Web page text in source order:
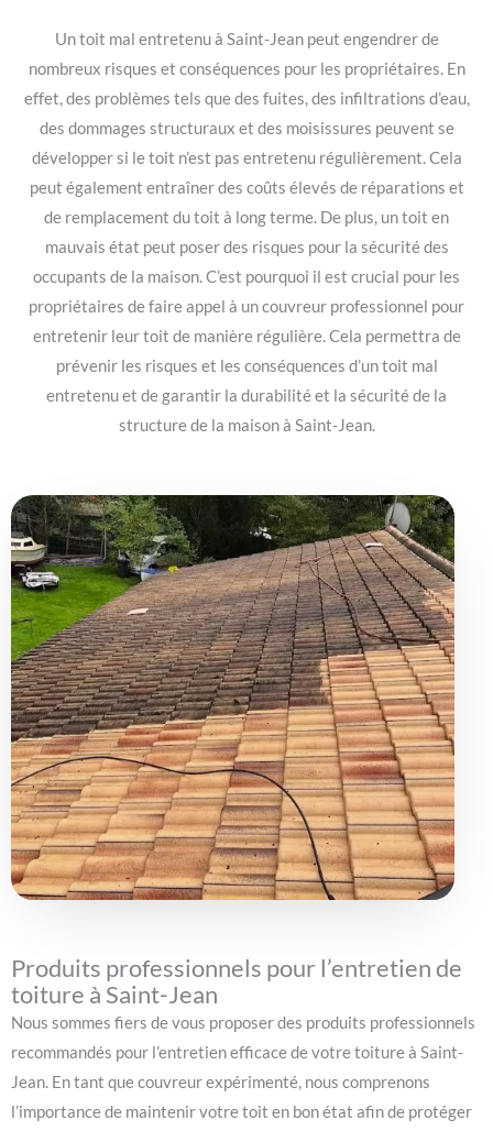
Un toit mal entretenu à Saint-Jean peut engendrer de
nombreux risques et conséquences pour les propriétaires. En
effet, des problèmes tels que des fuites, des infiltrations d’eau,
des dommages structuraux et des moisissures peuvent se
développer si le toit n’est pas entretenu régulièrement. Cela
peut également entraîner des coûts élevés de réparations et
de remplacement du toit à long terme. De plus, un toit en
mauvais état peut poser des risques pour la sécurité des
occupants de la maison. C’est pourquoi il est crucial pour les
propriétaires de faire appel à un couvreur professionnel pour
entretenir leur toit de manière régulière. Cela permettra de
prévenir les risques et les conséquences d’un toit mal
entretenu et de garantir la durabilité et la sécurité de la
structure de la maison à Saint-Jean.
Produits professionnels pour l’entretien de
toiture à Saint-Jean
Nous sommes fiers de vous proposer des produits professionnels
recommandés pour l’entretien efficace de votre toiture à Saint-
Jean. En tant que couvreur expérimenté, nous comprenons
l’importance de maintenir votre toit en bon état afin de protéger